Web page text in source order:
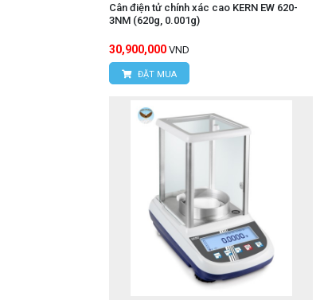
Cân điện tử chính xác cao KERN EW 620-
3NM (620g, 0.001g)
30,900,000 VND
ĐẶT MUA